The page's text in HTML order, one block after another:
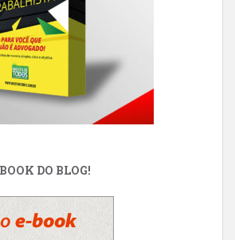
DO BLOG!